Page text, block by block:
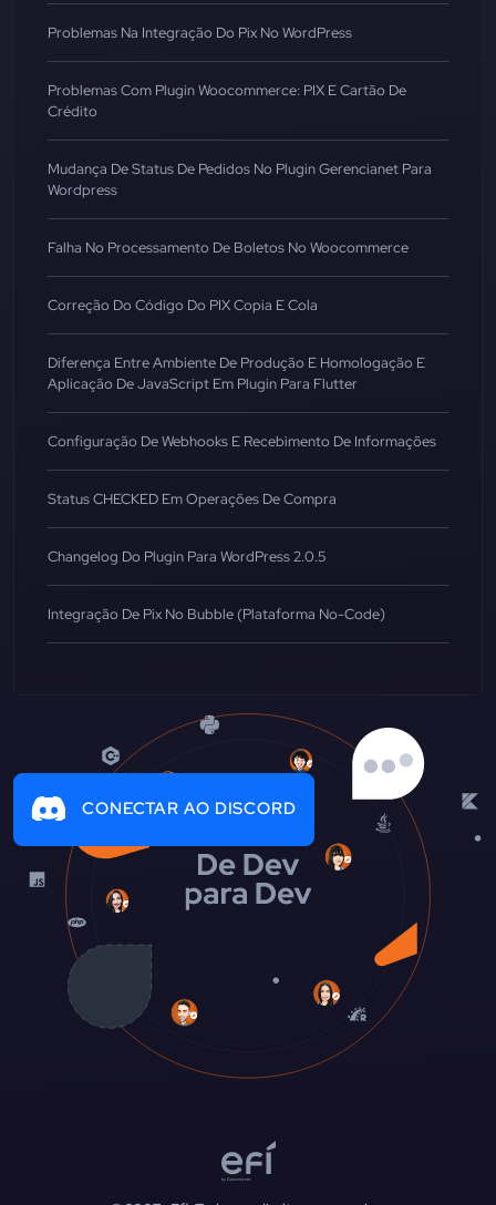
Problemas Na Integração Do Pix No WordPress
Problemas Com Plugin Woocommerce: PIX E Cartão De
Crédito
Mudança De Status De Pedidos No Plugin Gerencianet Para
Wordpress
Falha No Processamento De Boletos No Woocommerce
Correção Do Código Do PIX Copia E Cola
Diferença Entre Ambiente De Produção E Homologação E
Aplicação De JavaScript Em Plugin Para Flutter
Configuração De Webhooks E Recebimento De Informações
Status CHECKED Em Operações De Compra
Changelog Do Plugin Para WordPress 2.0.5
Integração De Pix No Bubble (Plataforma No-Code)
CONECTAR AO DISCORD